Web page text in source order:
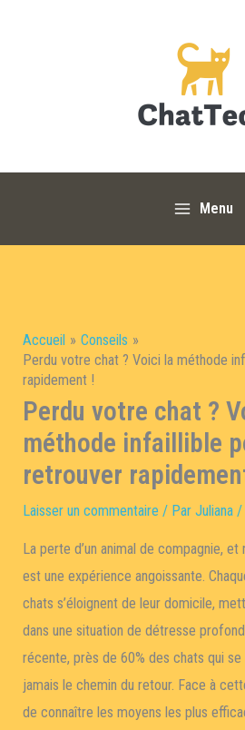
Menu
Accueil
Conseils
Perdu votre chat ? Voici la méthode
rapidement !
Perdu votre chat ?
méthode infaillible
retrouver
Laisser un commentaire / ParJuliana
La perte d’un animal de compagnie, et
est une expérience angoissante.
chats s’éloignent de leur domicile,
dans une situation de détresse
récente, près de 60% des chats qui
jamais le chemin du retour. Face à
de connaître les moyens les plus